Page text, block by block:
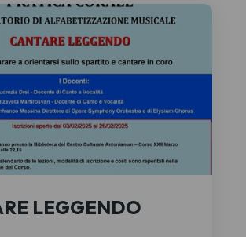
LEGGENDO